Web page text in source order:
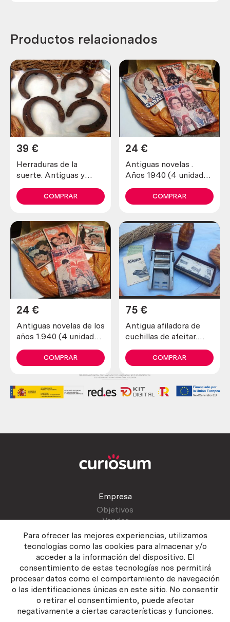
Para ofrecer las mejores experiencias, utilizamos
tecnologías como las cookies para almacenar y/o
acceder a la información del dispositivo. El
consentimiento de estas tecnologías nos permitirá
procesar datos como el comportamiento de navegación
o las identificaciones únicas en este sitio. No consentir
o retirar el consentimiento, puede afectar
negativamente a ciertas características y funciones.
Productos relacionados
Herraduras de la
suerte. Antiguas y
unidades)
39 €
COMPRAR
Antiguas novelas .
Años 1940 (4 unidades
24 €
COMPRAR
Antiguas novelas de los
años 1.940 (4 unidades
24 €
COMPRAR
Antigua afiladora de
cuchillas de afeitar.
75 €
COMPRAR
Empresa
Objetivos
Vender
Atención al cliente
Contactar
Manual del vendedor